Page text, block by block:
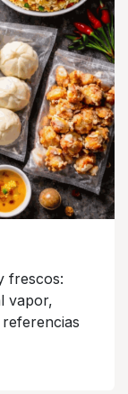
frescos:
vapor,